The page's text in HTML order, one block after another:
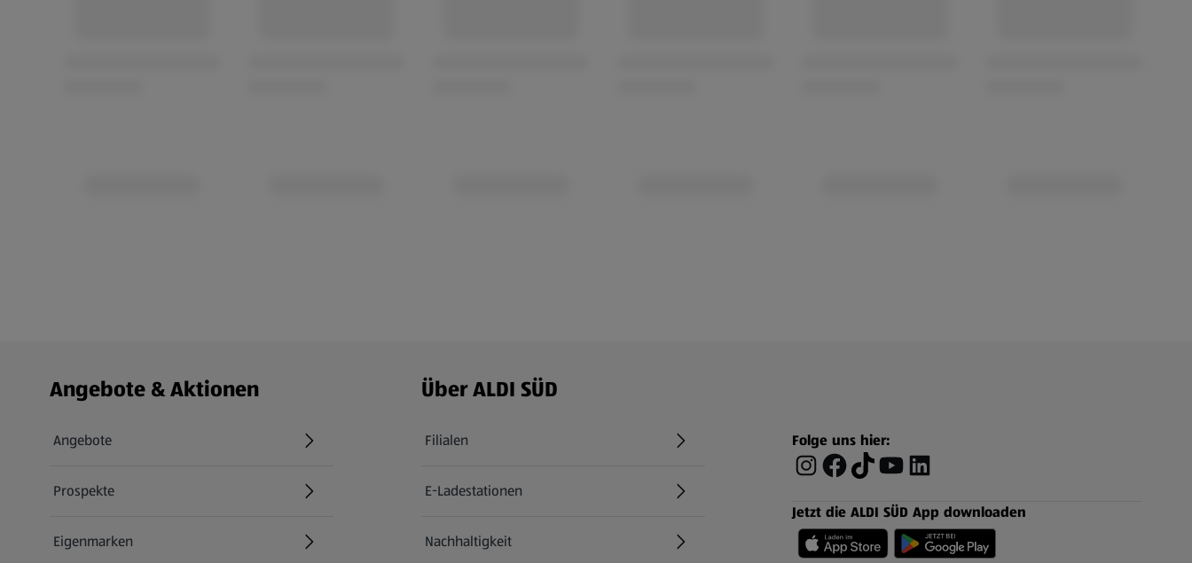
Fußzeilenmenü - weitere Links
Angebote & Aktionen
Angebote
Prospekte
Eigenmarken
Über ALDI SÜD
Filialen
E-Ladestationen
Nachhaltigkeit
Folge uns hier:
Jetzt die ALDI SÜD App downloaden